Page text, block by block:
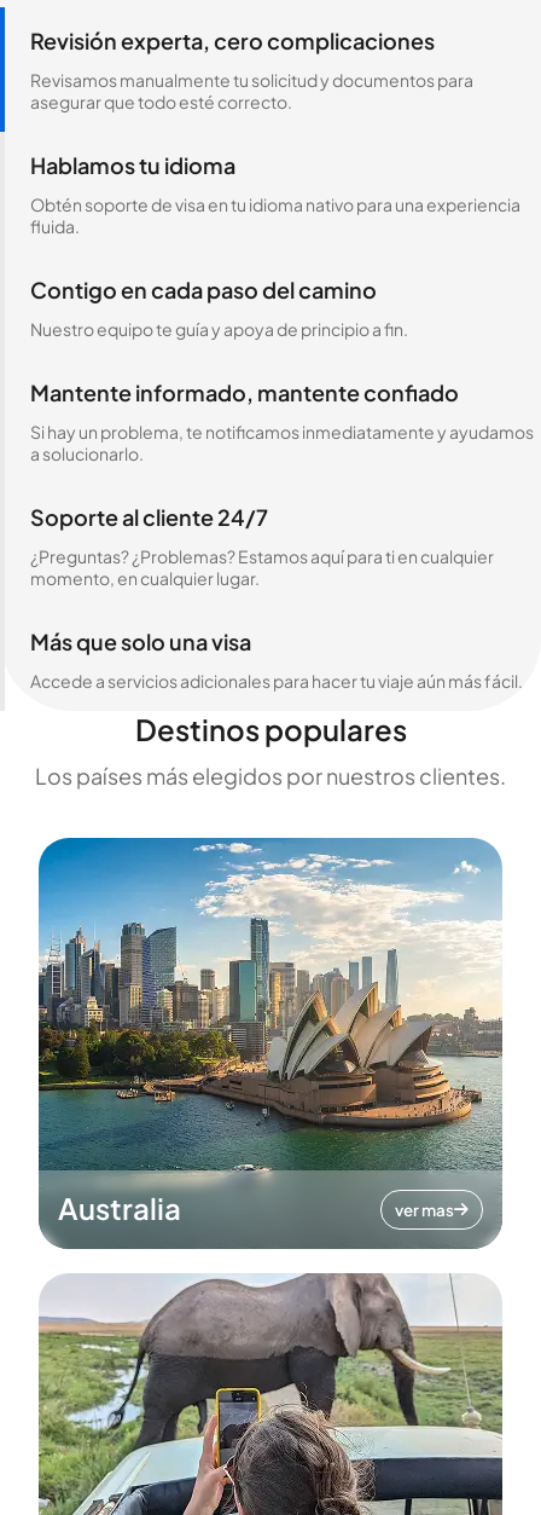
Revisión experta, cero complicaciones
Revisamos manualmente tu solicitud y documentos para
asegurar que todo esté correcto.
Hablamos tu idioma
Obtén soporte de visa en tu idioma nativo para una experiencia
fluida.
Contigo en cada paso del camino
Nuestro equipo te guía y apoya de principio a fin.
Mantente informado, mantente confiado
Si hay un problema, te notificamos inmediatamente y ayudamos
a solucionarlo.
Soporte al cliente 24/7
¿Preguntas? ¿Problemas? Estamos aquí para ti en cualquier
momento, en cualquier lugar.
Más que solo una visa
Accede a servicios adicionales para hacer tu viaje aún más fácil.
Destinos populares
Los países más elegidos por nuestros clientes.
Australia ver mas